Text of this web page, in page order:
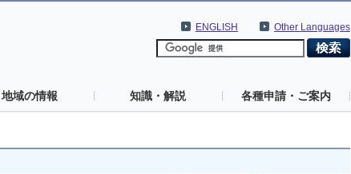
Other Languages
ENGLISH
地域の情報 知識・解説 各種申請・ご案内